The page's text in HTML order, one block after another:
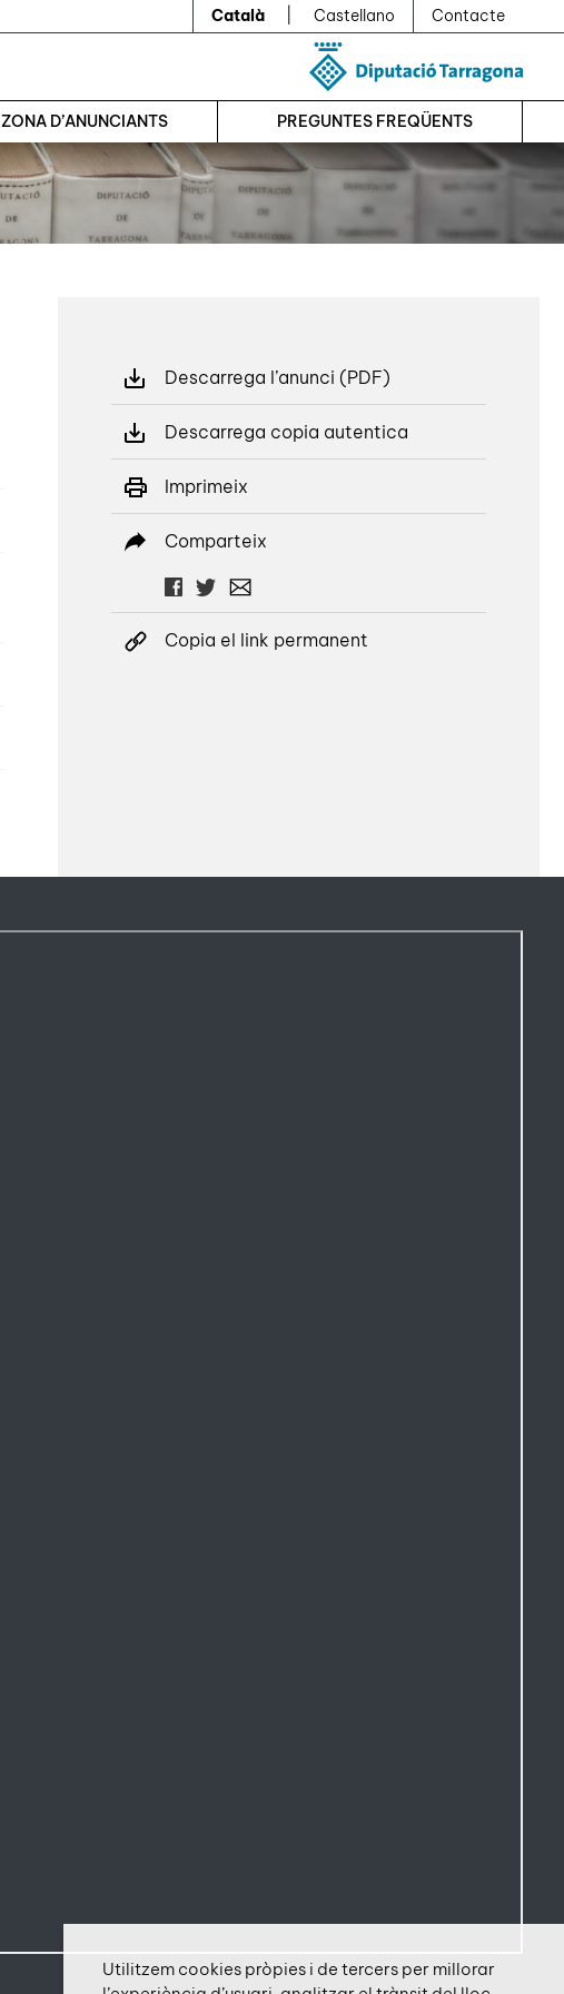
Català Castellano Contacte
ZONA D’ANUNCIANTS PREGUNTES FREQÜENTS
Descarrega l’anunci (PDF)
Descarrega copia autentica
Imprimeix
Comparteix
Copia el link permanent
Utilitzem cookies pròpies i de tercers per millorar